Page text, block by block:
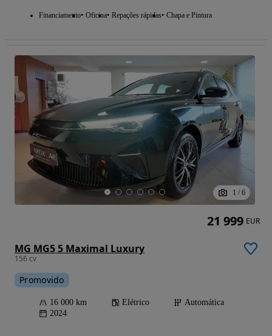
Financiamento Oficina Repações rápidas Chapa e Pintura
1 / 6
MG MG5 5 Maximal Luxury
156 cv
Promovido
16 000 km Elétrico
Automática
2024
21 999 EUR